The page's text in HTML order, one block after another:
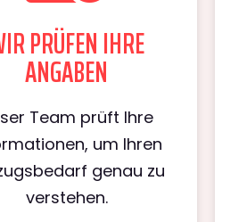
PRÜFEN IHRE
ANGABEN
Team prüft Ihre
um Ihren
genau zu
verstehen.